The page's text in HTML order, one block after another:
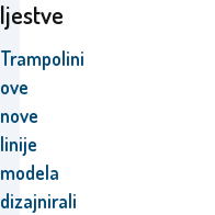
ljestve
Trampolini
ove
nove
linije
modela
dizajnirali